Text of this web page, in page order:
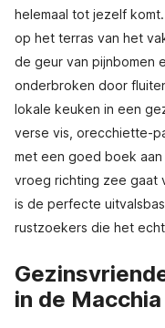
helemaal tot jezelf
op het terras van het
de geur van pijnbomen
onderbroken door
lokale keuken in een
verse vis, orecchiette-
met een goed boek
vroeg richting zee gaat
is de perfecte
rustzoekers die het
in de Macchia